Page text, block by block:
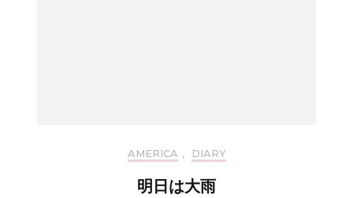
AMERICA , DIARY
明日は大雨